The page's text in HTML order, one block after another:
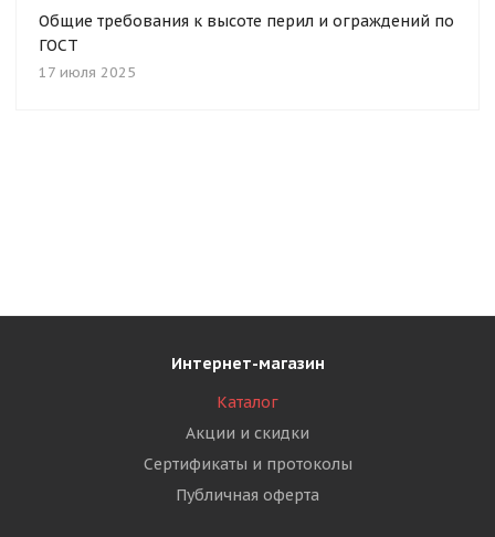
Общие требования к высоте перил и ограждений по
ГОСТ
17 июля 2025
Интернет-магазин
Каталог
Акции и скидки
Сертификаты и протоколы
Публичная оферта